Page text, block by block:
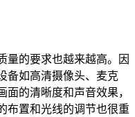
量的要求也越来越高。因
备如高清摄像头、麦克
的清晰度和声音效果，
布置和光线的调节也很重